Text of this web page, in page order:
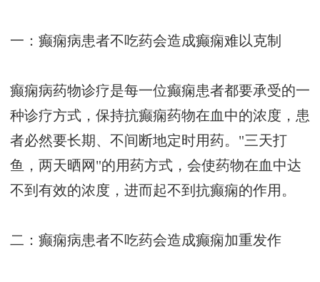
一：癫痫病患者不吃药会造成癫痫难以克制
癫痫病药物诊疗是每一位癫痫患者都要承受的一
种诊疗方式，保持抗癫痫药物在血中的浓度，患
者必然要长期、不间断地定时用药。"三天打
鱼，两天晒网"的用药方式，会使药物在血中达
不到有效的浓度，进而起不到抗癫痫的作用。
二：癫痫病患者不吃药会造成癫痫加重发作